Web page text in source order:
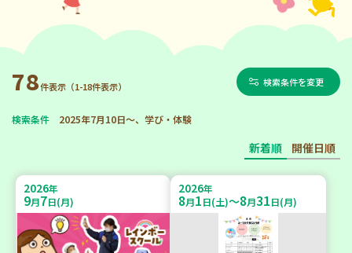
78件表示（1-18件表示） 検索条件を変更
検索条件 2025年7月10日～、学び・体験
新着順 開催日順
2026年
9月7日(月)
2026年
8月1日(土)～8月31日(月)